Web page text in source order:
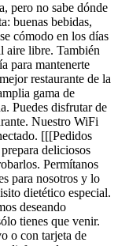
pero no sabe dónde
buenas bebidas,
cómodo en los días
aire libre. También
para mantenerte
restaurante de la
gama de
Puedes disfrutar de
Nuestro WiFi
[[[Pedidos
deliciosos
Permítanos
para nosotros y lo
dietético especial.
deseando
tienes que venir.
o con tarjeta de